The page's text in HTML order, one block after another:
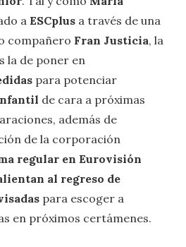
a ESCplus a través de una
compañero Fran Justicia, la
la de poner en
para potenciar
de cara a próximas
además de
de la corporación
regular en Eurovisión
al regreso de
para escoger a
en próximos certámenes.